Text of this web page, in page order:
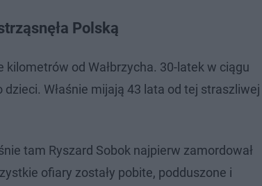
Polską
od Wałbrzycha. 30-latek w ciągu
Właśnie mijają 43 lata od tej straszliwej
tam Ryszard Sobok najpierw zamordował
ofiary zostały pobite, podduszone i